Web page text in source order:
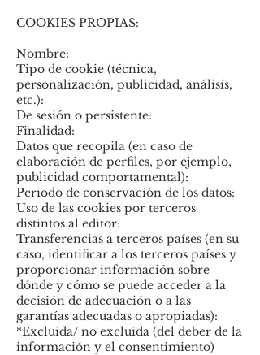
COOKIES PROPIAS:
Nombre:
Tipo de cookie (técnica,
personalización, publicidad, análisis,
etc.):
De sesión o persistente:
Finalidad:
Datos que recopila (en caso de
elaboración de perfiles, por ejemplo,
publicidad comportamental):
Periodo de conservación de los datos:
Uso de las cookies por terceros
distintos al editor:
Transferencias a terceros países (en su
caso, identificar a los terceros países y
proporcionar información sobre
dónde y cómo se puede acceder a la
decisión de adecuación o a las
garantías adecuadas o apropiadas):
*Excluida/ no excluida (del deber de la
información y el consentimiento)